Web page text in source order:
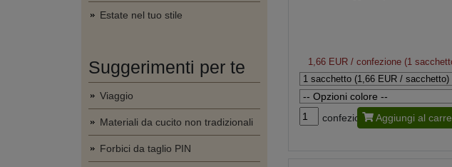
Estate nel tuo stile
Suggerimenti per te
Viaggio
Materiali da cucito non tradizionali
Forbici da taglio PIN
1,66 EUR/ confezione (1
confezione Aggiungi al